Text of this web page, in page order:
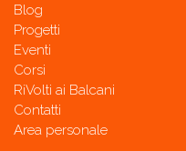
Blog
Progetti
Eventi
Corsi
RiVolti ai Balcani
Contatti
Area personale